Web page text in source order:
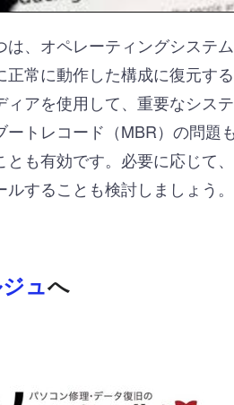
、オペレーティングシステ
常に動作した構成に復元す
アを使用して、重要なシス
トレコード（MBR）の問題
も有効です。必要に応じて
することも検討しましょう。
ュへ